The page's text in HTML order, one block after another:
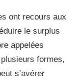
ont recours aux
le surplus
appelées
formes,
s’avérer